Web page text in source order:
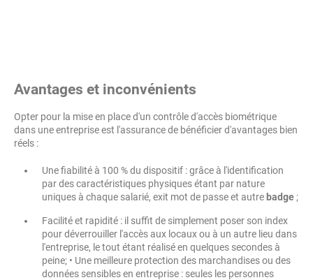
Avantages et inconvénients
Opter pour la mise en place d'un contrôle d'accès biométrique
dans une entreprise est l'assurance de bénéficier d'avantages bien
réels :
Une fiabilité à 100 % du dispositif : grâce à l'identification
par des caractéristiques physiques étant par nature
uniques à chaque salarié, exit mot de passe et autre badge ;
Facilité et rapidité : il suffit de simplement poser son index
pour déverrouiller l'accès aux locaux ou à un autre lieu dans
l'entreprise, le tout étant réalisé en quelques secondes à
peine; • Une meilleure protection des marchandises ou des
données sensibles en entreprise : seules les personnes